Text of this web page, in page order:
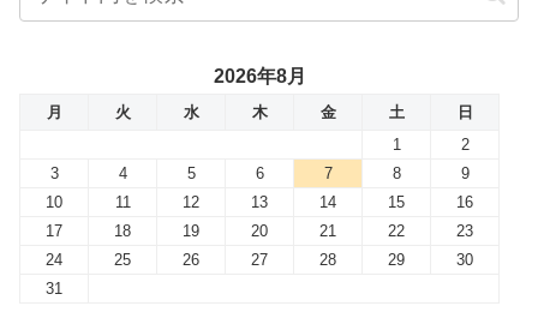
2026年8月
月 火 水 木 金 土
日
1
2
3
4 5 6 7 8
9
10
11 12 13 14 15
16
17
18 19 20 21 22
23
24
25 26 27 28 29
30
31